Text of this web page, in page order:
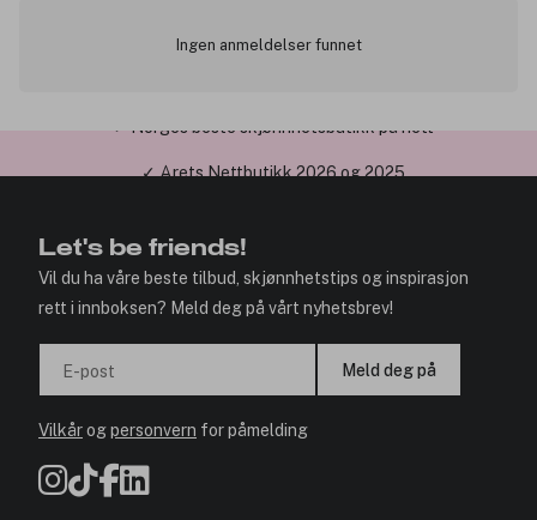
Ingen anmeldelser funnet
Let's be friends!
Vil du ha våre beste tilbud, skjønnhetstips og inspirasjon
rett i innboksen? Meld deg på vårt nyhetsbrev!
E-post Meld deg på
Vilkårogpersonvern for påmelding